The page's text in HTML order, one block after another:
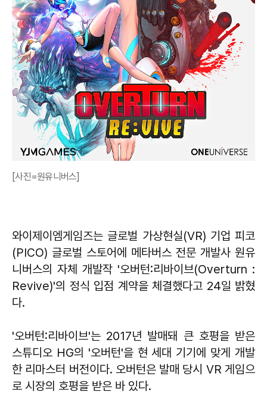
[사진=원유니버스]
와이제이엠게임즈는 글로벌 가상현실(VR) 기업 피코
(PICO) 글로벌 스토어에 메타버스 전문 개발사 원유
니버스의 자체 개발작 '오버턴:리바이브(Overturn :
Revive)'의 정식 입점 계약을 체결했다고 24일 밝혔
다.
'오버턴:리바이브'는 2017년 발매돼 큰 호평을 받은
스튜디오 HG의 '오버턴'을 현 세대 기기에 맞게 개발
한 리마스터 버전이다. 오버턴은 발매 당시 VR 게임으
로 시장의 호평을 받은 바 있다.